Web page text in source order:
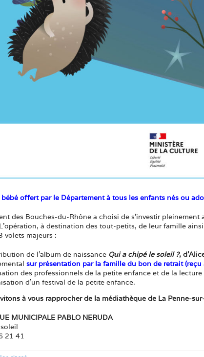
offert par le Département à tous les enfants nés ou
des Bouches-du-Rhône a choisi de s’investir
L’opération, à destination des tout-petits, de leur famille
volets majeurs :
de l’album de naissance Qui a chipé le soleil ?,
sur présentation par la famille du bon de retrait (reçu
des professionnels de la petite enfance et de la lecture
d’un festival de la petite enfance.
à vous rapprocher de la médiathèque de La Penne-
MUNICIPALE PABLO NERUDA
21 41